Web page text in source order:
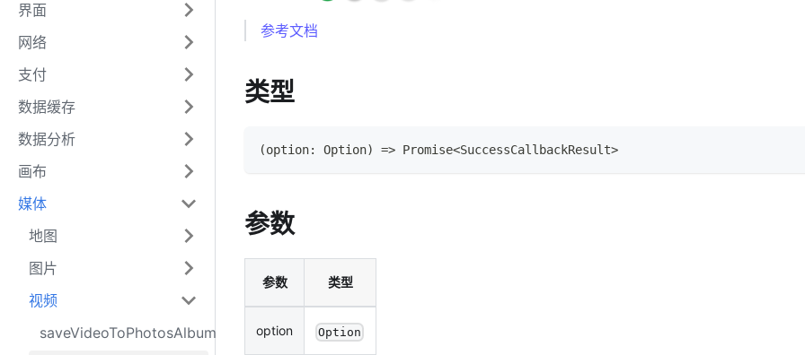
界面
网络
支付
数据缓存
数据分析
画布
媒体
地图
图片
视频
saveVideoToPhotosAlbum
参考文档
类型
(option: Option) => Promise<SuccessCallbackResult>
参数
参数 类型
option Option